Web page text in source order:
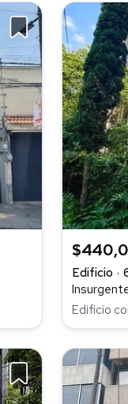
Edificio
Edificio